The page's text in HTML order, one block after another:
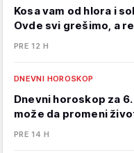
Kosa vam od hlora i
Ovde svi grešimo, a
PRE 12 H
DNEVNI HOROSKOP
Dnevni horoskop za
može da promeni
PRE 14 H